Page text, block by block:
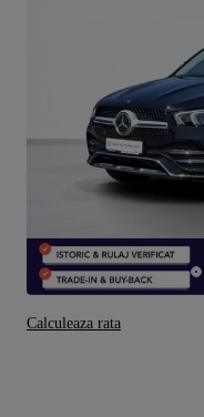
Calculeaza rata